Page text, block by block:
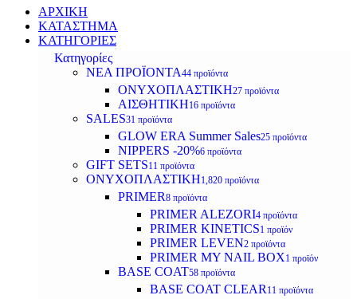
ΑΡΧΙΚΗ
ΚΑΤΑΣΤΗΜΑ
ΚΑΤΗΓΟΡΙΕΣ
Κατηγορίες
ΝΕΑ ΠΡΟΪΟΝΤΑ44 προϊόντα
ΟΝΥΧΟΠΛΑΣΤΙΚΗ27 προϊόντα
ΑΙΣΘΗΤΙΚΗ16 προϊόντα
SALES31 προϊόντα
GLOW ERA Summer Sales25 προϊόντα
NIPPERS -20%6 προϊόντα
GIFT SETS11 προϊόντα
ΟΝΥΧΟΠΛΑΣΤΙΚΗ1,820 προϊόντα
PRIMER8 προϊόντα
PRIMER ALEZORI4 προϊόντα
PRIMER KINETICS1 προϊόν
PRIMER LEVEN2 προϊόντα
PRIMER MY NAIL BOX1 προϊόν
BASE COAT58 προϊόντα
BASE COAT CLEAR 11 προϊόντα